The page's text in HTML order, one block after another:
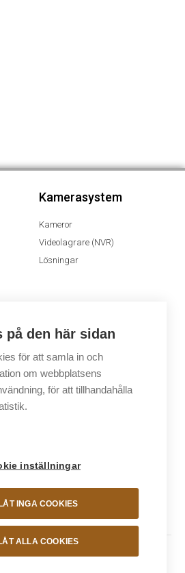
Kamerasystem
Kameror
Videolagrare (NVR)
Lösningar
Ljudsystem
Ljudsystem
Webbshop
på den här sidan
för att samla in och
om webbplatsens
för att tillhandahålla
inställningar
INGA COOKIES
ALLA COOKIES